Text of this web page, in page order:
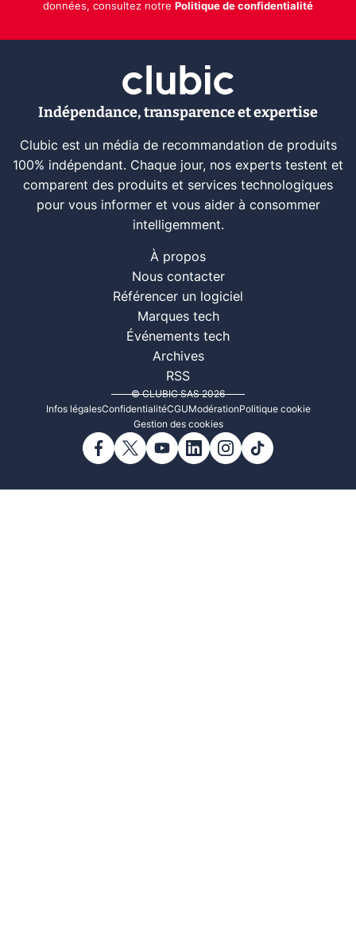
données, consultez notre Politique de confidentialité
Indépendance, transparence et expertise
Clubic est un média de recommandation de produits
100% indépendant. Chaque jour, nos experts testent et
comparent des produits et services technologiques
pour vous informer et vous aider à consommer
intelligemment.
À propos
Nous contacter
Référencer un logiciel
Marques tech
Événements tech
Archives
RSS
© CLUBIC SAS 2026
Infos légalesConfidentialitéCGUModérationPolitique cookie
Gestion des cookies